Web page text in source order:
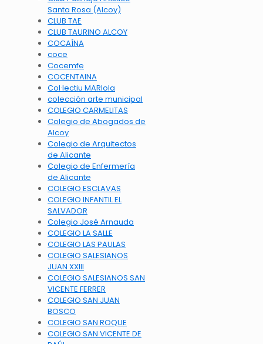
Santa Rosa (Alcoy)
CLUB TAE
CLUB TAURINO ALCOY
COCAÍNA
coce
Cocemfe
COCENTAINA
Col·lectiu MARIola
colección arte municipal
COLEGIO CARMELITAS
Colegio de Abogados de
Alcoy
Colegio de Arquitectos
de Alicante
Colegio de Enfermería
de Alicante
COLEGIO ESCLAVAS
COLEGIO INFANTIL EL
SALVADOR
Colegio José Arnauda
COLEGIO LA SALLE
COLEGIO LAS PAULAS
COLEGIO SALESIANOS
JUAN XXIII
COLEGIO SALESIANOS SAN
VICENTE FERRER
COLEGIO SAN JUAN
BOSCO
COLEGIO SAN ROQUE
COLEGIO SAN VICENTE DE